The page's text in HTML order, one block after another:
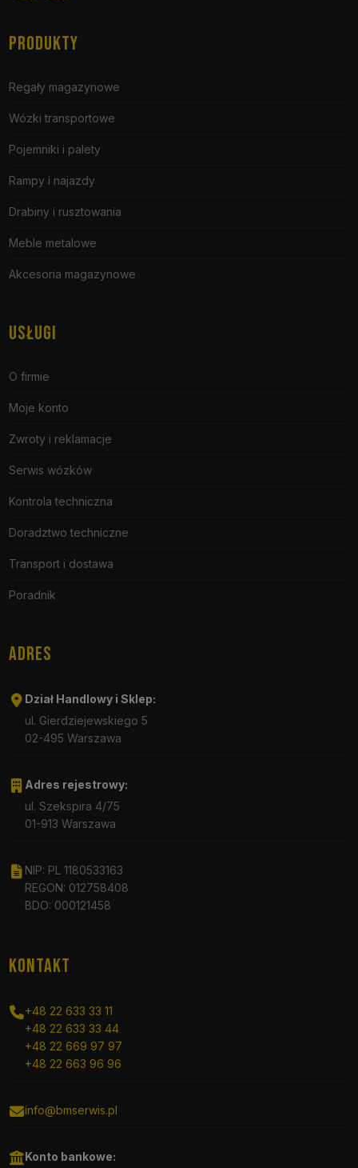
PRODUKTY
Regały magazynowe
Wózki transportowe
Pojemniki i palety
Rampy i najazdy
Drabiny i rusztowania
Meble metalowe
Akcesoria magazynowe
USŁUGI
O firmie
Moje konto
Zwroty i reklamacje
Serwis wózków
Kontrola techniczna
Doradztwo techniczne
Transport i dostawa
Poradnik
ADRES
Dział Handlowy i Sklep:
ul. Gierdziejewskiego 5
02-495 Warszawa
Adres rejestrowy:
ul. Szekspira 4/75
01-913 Warszawa
NIP: PL 1180533163
REGON: 012758408
BDO: 000121458
KONTAKT
+48 22 633 33 11
+48 22 633 33 44
+48 22 669 97 97
+48 22 663 96 96
info@bmserwis.pl
Konto bankowe: